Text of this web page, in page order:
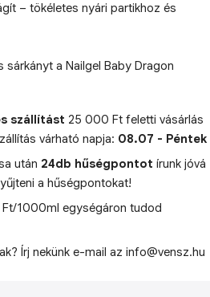
– tökéletes nyári partikhoz és
sárkányt a Nailgel Baby Dragon
szállítást 25 000 Ft feletti vásárlás
várható napja: 08.07 - Péntek
után 24db hűségpontot írunk jóvá
a hűségpontokat!
1000ml egységáron tudod
Írj nekünk e-mail az info@vensz.hu